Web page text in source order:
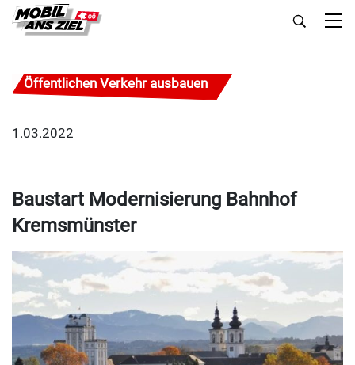
Öffentlichen Verkehr ausbauen
1.03.2022
Baustart Modernisierung Bahnhof
Kremsmünster